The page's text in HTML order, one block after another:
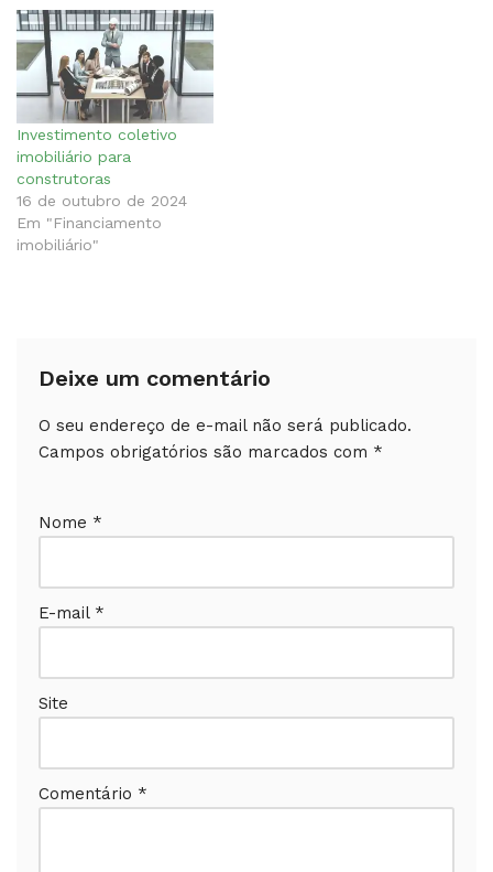
Investimento coletivo
imobiliário para
construtoras
16 de outubro de 2024
Em "Financiamento
imobiliário"
Deixe um comentário
O seu endereço de e-mail não será publicado.
Campos obrigatórios são marcados com *
Nome *
E-mail *
Site
Comentário *